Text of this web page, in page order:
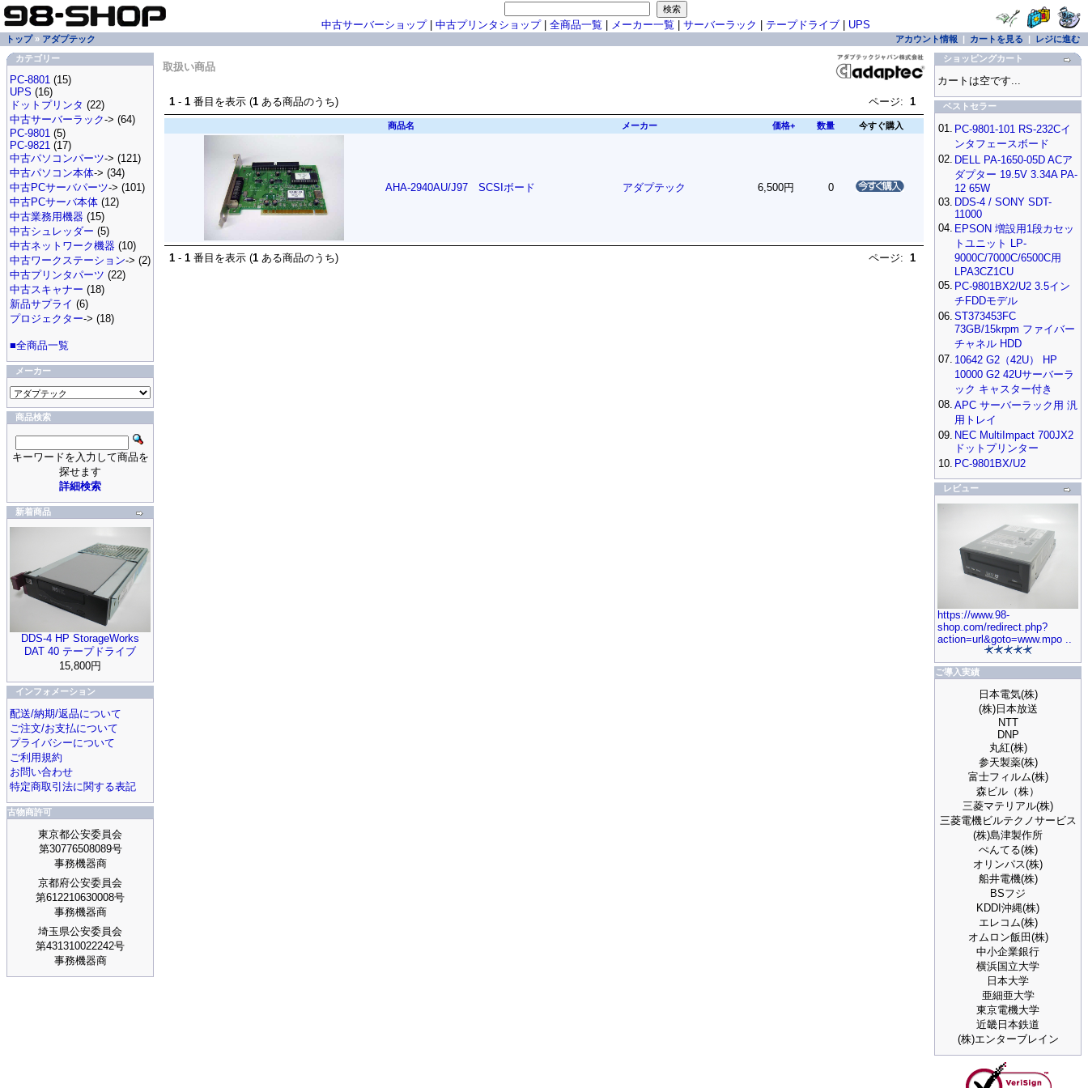
中古サーバーショップ| 中古プリンタショップ| 全商品一覧 メーカー一覧 サーバーラック テープドライブ| UPS
トップ» アダプテック アカウント情報 | カートを見る | レジに進む
カテゴリー
PC-8801 (15)
UPS (16)
ドットプリンタ (22)
中古サーバーラック-> (64)
PC-9801 (5)
PC-9821 (17)
中古パソコンパーツ-> (121)
中古パソコン本体-> (34)
中古PCサーバパーツ-> (101)
中古PCサーバ本体 (12)
中古業務用機器 (15)
中古シュレッダー (5)
中古ネットワーク機器 (10)
中古ワークステーション-> (2)
中古プリンタパーツ (22)
中古スキャナー (18)
新品サプライ (6)
プロジェクター-> (18)
■全商品一覧
メーカー
商品検索
キーワードを入力して商品を
探せます
詳細検索
新着商品
DDS-4 HP StorageWorks
DAT 40 テープドライブ
15,800円
インフォメーション
配送/納期/返品について
ご注文/お支払について
プライバシーについて
ご利用規約
お問い合わせ
特定商取引法に関する表記
古物商許可
東京都公安委員会
第30776508089号
事務機器商
京都府公安委員会
第612210630008号
事務機器商
埼玉県公安委員会
第431310022242号
事務機器商
取扱い商品
1 - 1 番目を表示 (1 ある商品のうち) ページ: 1
商品名 メーカー 価格+ 数量 今すぐ購入
AHA-2940AU/J97 SCSIボード アダプテック 6,500円 0
1 - 1 番目を表示 (1 ある商品のうち) ページ: 1
ショッピングカート
カートは空です...
ベストセラー
01. PC-9801-101 RS-232Cイ
ンタフェースボード
02. DELL PA-1650-05D ACア
ダプター 19.5V 3.34A PA-
12 65W
03. DDS-4 / SONY SDT-
11000
04. EPSON 増設用1段カセッ
トユニット LP-
9000C/7000C/6500C用
LPA3CZ1CU
05. PC-9801BX2/U2 3.5イン
チFDDモデル
06. ST373453FC
73GB/15krpm ファイバー
チャネル HDD
07. 10642 G2（42U） HP
10000 G2 42Uサーバーラ
ック キャスター付き
08. APC サーバーラック用 汎
用トレイ
09. NEC MultiImpact 700JX2
ドットプリンター
10. PC-9801BX/U2
レビュー
https://www.98-
shop.com/redirect.php?
action=url&goto=www.mpo ..
ご導入実績
日本電気(株)
(株)日本放送
NTT
DNP
丸紅(株)
参天製薬(株)
富士フィルム(株)
森ビル（株）
三菱マテリアル(株)
三菱電機ビルテクノサービス
(株)島津製作所
ぺんてる(株)
オリンパス(株)
船井電機(株)
BSフジ
KDDI沖縄(株)
エレコム(株)
オムロン飯田(株)
中小企業銀行
横浜国立大学
日本大学
亜細亜大学
東京電機大学
近畿日本鉄道
(株)エンターブレイン